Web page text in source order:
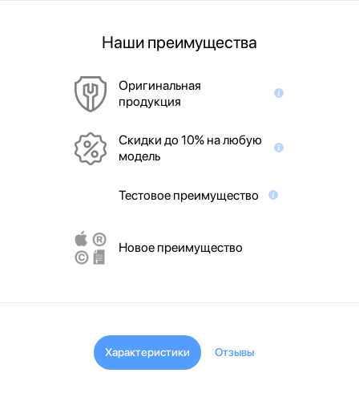
Наши преимущества
Оригинальная
продукция
Скидки до 10% на любую
модель
Тестовое преимущество
Новое преимущество
Характеристики Отзывы